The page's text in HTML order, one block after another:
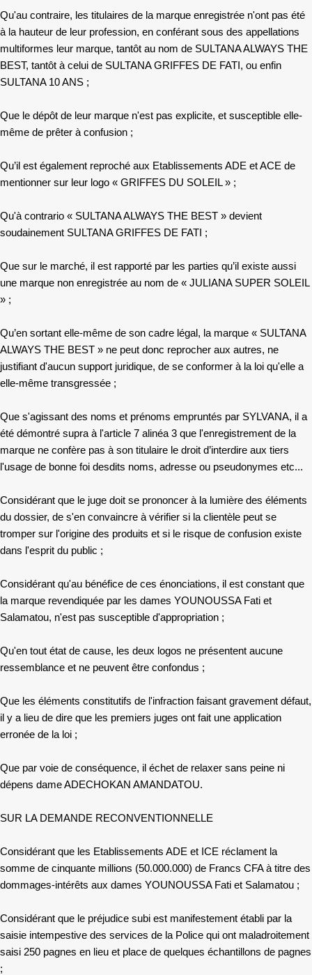
Qu'au contraire, les titulaires de la marque enregistrée n'ont pas été
à la hauteur de leur profession, en conférant sous des appellations
multiformes leur marque, tantôt au nom de SULTANA ALWAYS THE
BEST, tantôt à celui de SULTANA GRIFFES DE FATI, ou enfin
SULTANA 10 ANS ;
Que le dépôt de leur marque n'est pas explicite, et susceptible elle-
même de prêter à confusion ;
Qu’il est également reproché aux Etablissements ADE et ACE de
mentionner sur leur logo « GRIFFES DU SOLEIL » ;
Qu'à contrario « SULTANA ALWAYS THE BEST » devient
soudainement SULTANA GRIFFES DE FATI ;
Que sur le marché, il est rapporté par les parties qu’il existe aussi
une marque non enregistrée au nom de « JULIANA SUPER SOLEIL
» ;
Qu’en sortant elle-même de son cadre légal, la marque « SULTANA
ALWAYS THE BEST » ne peut donc reprocher aux autres, ne
justifiant d'aucun support juridique, de se conformer à la loi qu'elle a
elle-même transgressée ;
Que s'agissant des noms et prénoms empruntés par SYLVANA, il a
été démontré supra à l'article 7 alinéa 3 que l'enregistrement de la
marque ne confère pas à son titulaire le droit d’interdire aux tiers
l'usage de bonne foi desdits noms, adresse ou pseudonymes etc...
Considérant que le juge doit se prononcer à la lumière des éléments
du dossier, de s'en convaincre à vérifier si la clientèle peut se
tromper sur l'origine des produits et si le risque de confusion existe
dans l'esprit du public ;
Considérant qu'au bénéfice de ces énonciations, il est constant que
la marque revendiquée par les dames YOUNOUSSA Fati et
Salamatou, n'est pas susceptible d'appropriation ;
Qu'en tout état de cause, les deux logos ne présentent aucune
ressemblance et ne peuvent être confondus ;
Que les éléments constitutifs de l'infraction faisant gravement défaut,
il y a lieu de dire que les premiers juges ont fait une application
erronée de la loi ;
Que par voie de conséquence, il échet de relaxer sans peine ni
dépens dame ADECHOKAN AMANDATOU.
SUR LA DEMANDE RECONVENTIONNELLE
Considérant que les Etablissements ADE et ICE réclament la
somme de cinquante millions (50.000.000) de Francs CFA à titre des
dommages-intérêts aux dames YOUNOUSSA Fati et Salamatou ;
Considérant que le préjudice subi est manifestement établi par la
saisie intempestive des services de la Police qui ont maladroitement
saisi 250 pagnes en lieu et place de quelques échantillons de pagnes
;